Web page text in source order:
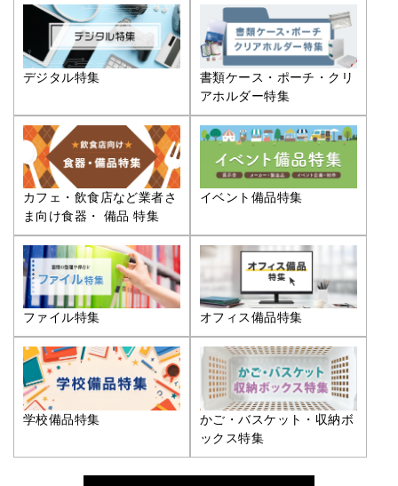
デジタル特集
書類ケース・ポーチ・クリ
アホルダー特集
カフェ・飲食店など業者さ
ま向け食器・ 備品 特集
イベント備品特集
ファイル特集 オフィス備品特集
学校備品特集
かご・バスケット・収納ボ
ックス特集